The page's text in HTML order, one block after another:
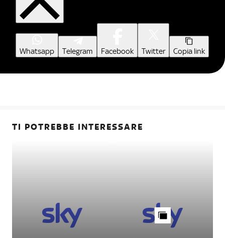
Whatsapp Telegram Facebook Twitter Copia link
TI POTREBBE INTERESSARE